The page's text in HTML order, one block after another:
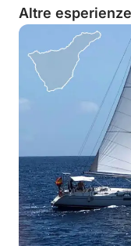
Altre